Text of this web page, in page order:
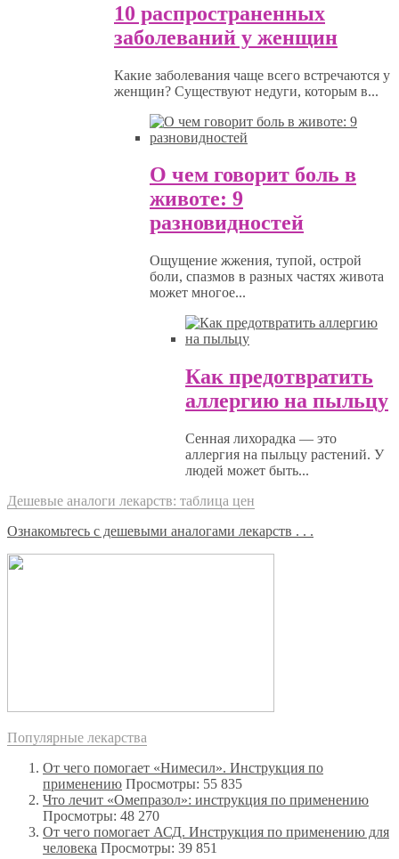
10 распространенных
заболеваний у женщин
Какие заболевания чаще всего встречаются у
женщин? Существуют недуги, которым в...
О чем говорит боль в
животе: 9
разновидностей
Ощущение жжения, тупой, острой
боли, спазмов в разных частях живота
может многое...
Как предотвратить
аллергию на пыльцу
Сенная лихорадка — это
аллергия на пыльцу растений. У
людей может быть...
Дешевые аналоги лекарств: таблица цен
Ознакомьтесь с дешевыми аналогами лекарств . . .
Популярные лекарства
От чего помогает «Нимесил». Инструкция по
применению Просмотры: 55 835
Что лечит «Омепразол»: инструкция по применению
Просмотры: 48 270
От чего помогает АСД. Инструкция по применению для
человека Просмотры: 39 851